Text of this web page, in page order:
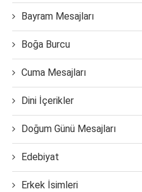
Bayram Mesajları
Boğa Burcu
Cuma Mesajları
Dini İçerikler
Doğum Günü Mesajları
Edebiyat
Erkek İsimleri